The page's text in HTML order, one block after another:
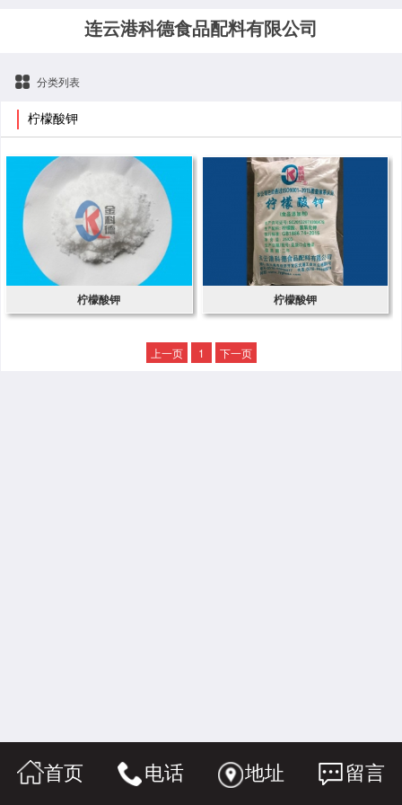
连云港科德食品配料有限公司
分类列表
柠檬酸钾
柠檬酸钾 柠檬酸钾
上一页 1 下一页
首页 电话 地址 留言